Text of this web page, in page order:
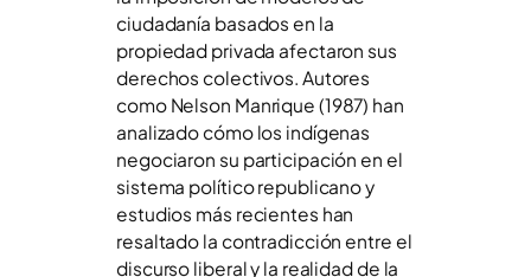
ciudadanía basados en la
propiedad privada afectaron sus
derechos colectivos. Autores
como Nelson Manrique (1987) han
analizado cómo los indígenas
negociaron su participación en el
sistema político republicano y
estudios más recientes han
resaltado la contradicción entre el
discurso liberal y la realidad de la